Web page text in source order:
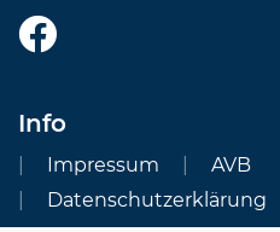
Info
Impressum
AVB
Datenschutzerklärung